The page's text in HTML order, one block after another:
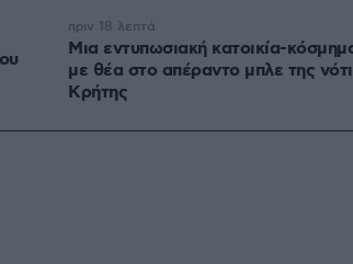
Μια εντυπωσιακή κατοικία-
με θέα στο απέραντο μπλε της
Κρήτης
πριν 18 λεπτά